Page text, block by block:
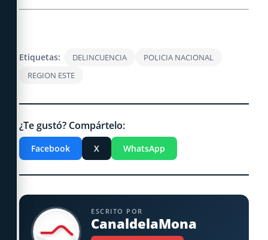
Etiquetas: DELINCUENCIA
POLICIA NACIONAL
REGION ESTE
¿Te gustó? Compártelo:
Facebook X WhatsApp
ESCRITO POR
CanaldelaMona